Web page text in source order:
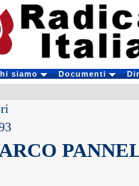
siamo Documenti